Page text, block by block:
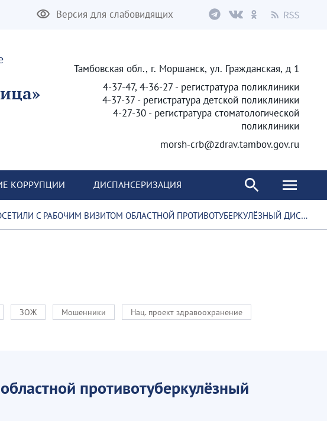
Версия для слабовидящих
Тамбовская обл., г. Моршанск, ул. Гражданская, д 1
4-37-47, 4-36-27 - регистратура поликлиники
4-37-37 - регистратура детской поликлиники
4-27-30 - регистратура стоматологической
поликлиники
morsh-crb@zdrav.tambov.gov.ru
КОРРУПЦИИ ДИСПАНСЕРИЗАЦИЯ
С РАБОЧИМ ВИЗИТОМ ОБЛАСТНОЙ ПРОТИВОТУБЕРКУЛЁЗНЫЙ ДИСПАНСЕР
ЗОЖ Мошенники
Нац. проект здравоохранение
противотуберкулёзный